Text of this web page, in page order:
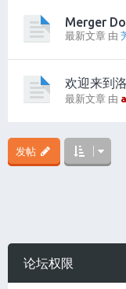
Merger
最新文章 由
欢迎来到
最新文章 由
发帖
论坛权限